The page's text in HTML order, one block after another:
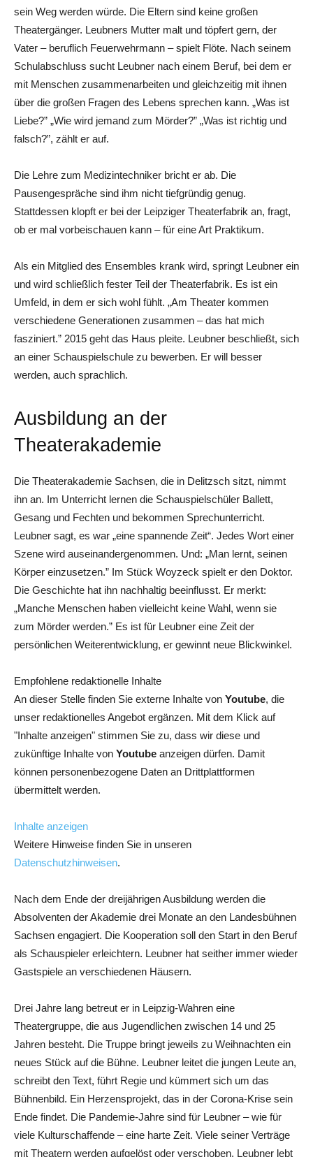
sein Weg werden würde. Die Eltern sind keine großen
Theatergänger. Leubners Mutter malt und töpfert gern, der
Vater – beruflich Feuerwehrmann – spielt Flöte. Nach seinem
Schulabschluss sucht Leubner nach einem Beruf, bei dem er
mit Menschen zusammenarbeiten und gleichzeitig mit ihnen
über die großen Fragen des Lebens sprechen kann. „Was ist
Liebe?” „Wie wird jemand zum Mörder?” „Was ist richtig und
falsch?”, zählt er auf.
Die Lehre zum Medizintechniker bricht er ab. Die
Pausengespräche sind ihm nicht tiefgründig genug.
Stattdessen klopft er bei der Leipziger Theaterfabrik an, fragt,
ob er mal vorbeischauen kann – für eine Art Praktikum.
Als ein Mitglied des Ensembles krank wird, springt Leubner ein
und wird schließlich fester Teil der Theaterfabrik. Es ist ein
Umfeld, in dem er sich wohl fühlt. „Am Theater kommen
verschiedene Generationen zusammen – das hat mich
fasziniert.” 2015 geht das Haus pleite. Leubner beschließt, sich
an einer Schauspielschule zu bewerben. Er will besser
werden, auch sprachlich.
Ausbildung an der
Theaterakademie
Die Theaterakademie Sachsen, die in Delitzsch sitzt, nimmt
ihn an. Im Unterricht lernen die Schauspielschüler Ballett,
Gesang und Fechten und bekommen Sprechunterricht.
Leubner sagt, es war „eine spannende Zeit“. Jedes Wort einer
Szene wird auseinandergenommen. Und: „Man lernt, seinen
Körper einzusetzen.” Im Stück Woyzeck spielt er den Doktor.
Die Geschichte hat ihn nachhaltig beeinflusst. Er merkt:
„Manche Menschen haben vielleicht keine Wahl, wenn sie
zum Mörder werden.” Es ist für Leubner eine Zeit der
persönlichen Weiterentwicklung, er gewinnt neue Blickwinkel.
Empfohlene redaktionelle Inhalte
An dieser Stelle finden Sie externe Inhalte von Youtube, die
unser redaktionelles Angebot ergänzen. Mit dem Klick auf
"Inhalte anzeigen" stimmen Sie zu, dass wir diese und
zukünftige Inhalte von Youtube anzeigen dürfen. Damit
können personenbezogene Daten an Drittplattformen
übermittelt werden.
Inhalte anzeigen
Weitere Hinweise finden Sie in unseren
Datenschutzhinweisen.
Nach dem Ende der dreijährigen Ausbildung werden die
Absolventen der Akademie drei Monate an den Landesbühnen
Sachsen engagiert. Die Kooperation soll den Start in den Beruf
als Schauspieler erleichtern. Leubner hat seither immer wieder
Gastspiele an verschiedenen Häusern.
Drei Jahre lang betreut er in Leipzig-Wahren eine
Theatergruppe, die aus Jugendlichen zwischen 14 und 25
Jahren besteht. Die Truppe bringt jeweils zu Weihnachten ein
neues Stück auf die Bühne. Leubner leitet die jungen Leute an,
schreibt den Text, führt Regie und kümmert sich um das
Bühnenbild. Ein Herzensprojekt, das in der Corona-Krise sein
Ende findet. Die Pandemie-Jahre sind für Leubner – wie für
viele Kulturschaffende – eine harte Zeit. Viele seiner Verträge
mit Theatern werden aufgelöst oder verschoben. Leubner lebt